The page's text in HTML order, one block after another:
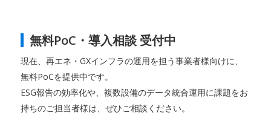
無料PoC・導入相談 受付中
現在、再エネ・GXインフラの運用を担う事業者様向けに、
無料PoCを提供中です。
ESG報告の効率化や、複数設備のデータ統合運用に課題をお
持ちのご担当者様は、ぜひご相談ください。